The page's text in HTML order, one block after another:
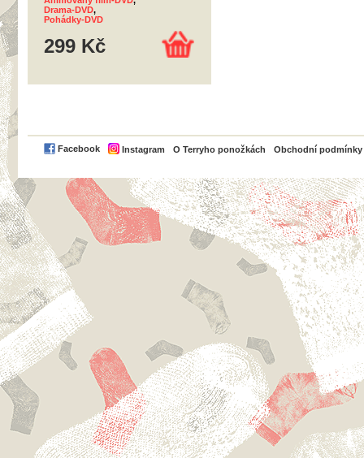
Drama-DVD,
Pohádky-DVD
299 Kč
Facebook Instagram O Terryho ponožkách Obchodní podmínky
PayPal